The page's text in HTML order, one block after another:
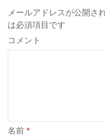
メールアドレスが公開さ
は必須項目です
コメント
名前*